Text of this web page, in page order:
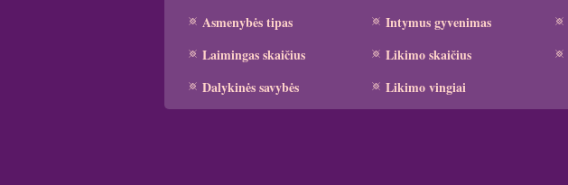
Asmenybės tipas
Laimingas skaičius
Dalykinės savybės
Intymus gyvenimas
Likimo skaičius
Likimo vingiai